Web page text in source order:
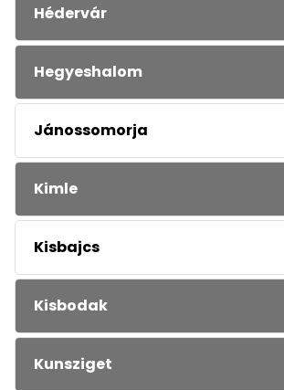
Hédervár
Hegyeshalom
Jánossomorja
Kimle
Kisbajcs
Kisbodak
Kunsziget